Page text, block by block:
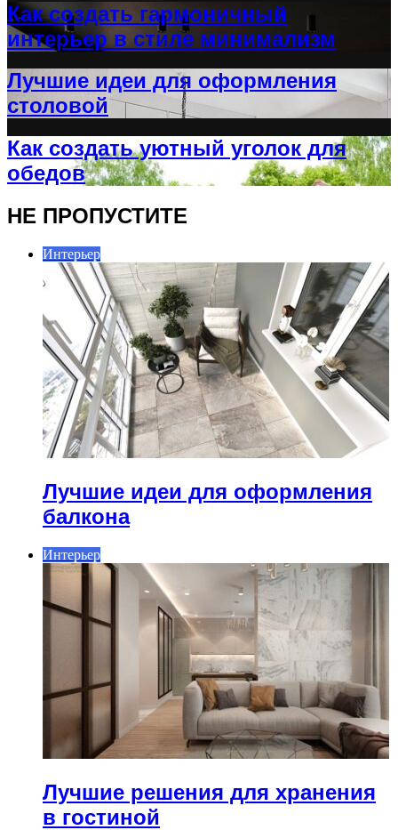
Как создать гармоничный
интерьер в стиле минимализм
Лучшие идеи для оформления
столовой
Как создать уютный уголок для
обедов
НЕ ПРОПУСТИТЕ
Интерьер
Лучшие идеи для оформления
балкона
Интерьер
Лучшие решения для хранения
в гостиной